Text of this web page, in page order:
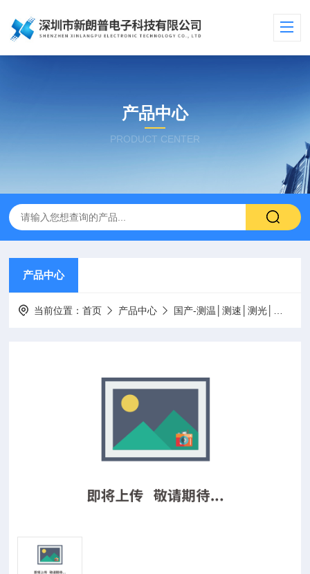
产品中心
PRODUCT CENTER
产品中心
当前位置：首页 产品中心 国产-测温│测速│测光│环保热工